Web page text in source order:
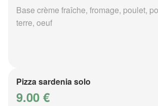
Base crème fraîche, fromage, poulet,
terre, oeuf
Pizza sardenia solo
9.00 €